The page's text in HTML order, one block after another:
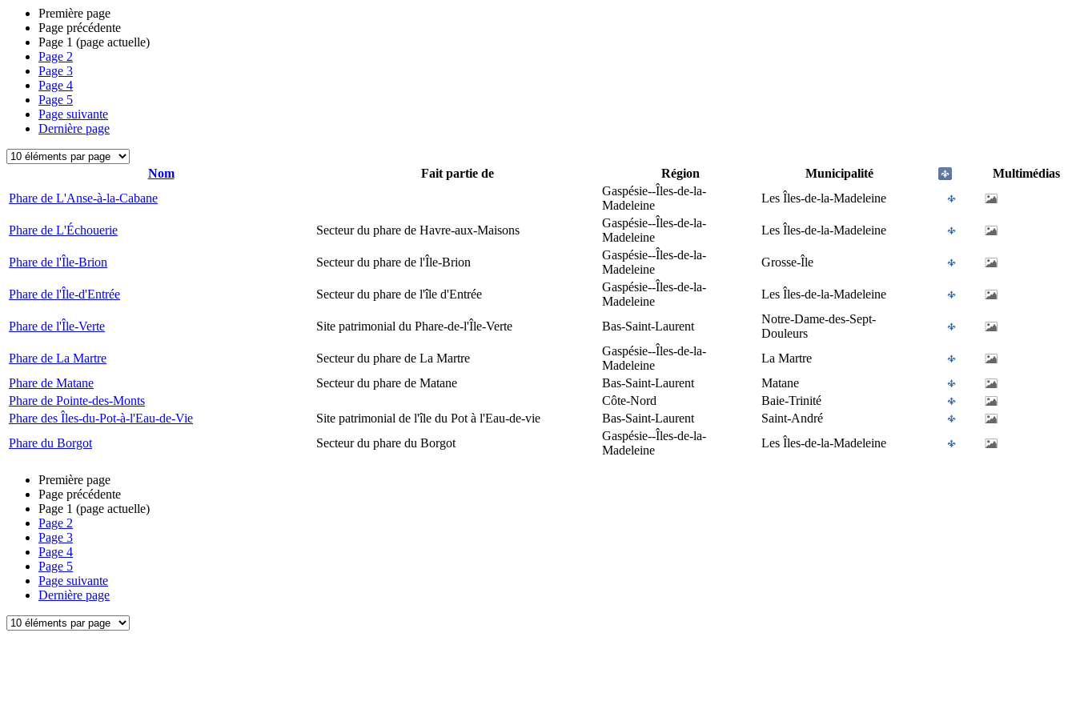
Première page
Page précédente
Page 1 (page actuelle)
Page 2
Page 3
Page 4
Page 5
Page suivante
Dernière page
Nom Fait partie de Région Municipalité
Multimédias
Phare de L'Anse-à-la-Cabane
Gaspésie--Îles-de-la-
Madeleine
Les Îles-de-la-Madeleine
Phare de L'Échouerie Secteur du phare de Havre-aux-Maisons
Gaspésie--Îles-de-la-
Madeleine
Les Îles-de-la-Madeleine
Phare de l'Île-Brion Secteur du phare de l'Île-Brion
Gaspésie--Îles-de-la-
Madeleine
Grosse-Île
Phare de l'Île-d'Entrée Secteur du phare de l'île d'Entrée
Gaspésie--Îles-de-la-
Madeleine
Les Îles-de-la-Madeleine
Phare de l'Île-Verte Site patrimonial du Phare-de-l'Île-Verte Bas-Saint-Laurent
Notre-Dame-des-Sept-
Douleurs
Phare de La Martre
Secteur du phare de La Martre
Gaspésie--Îles-de-la-
Madeleine
La Martre
Phare de Matane
Secteur du phare de Matane Bas-Saint-Laurent
Matane
Phare de Pointe-des-Monts
Côte-Nord
Baie-Trinité
Phare des Îles-du-Pot-à-l'Eau-de-Vie
Site patrimonial de l'île du Pot à l'Eau-de-vie Bas-Saint-Laurent
Saint-André
Phare du Borgot
Secteur du phare du Borgot
Gaspésie--Îles-de-la-
Madeleine
Les Îles-de-la-Madeleine
Première page
Page précédente
Page 1 (page actuelle)
Page 2
Page 3
Page 4
Page 5
Page suivante
Dernière page